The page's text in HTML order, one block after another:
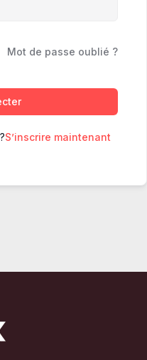
Mot de passe oublié ?
S’inscrire maintenant